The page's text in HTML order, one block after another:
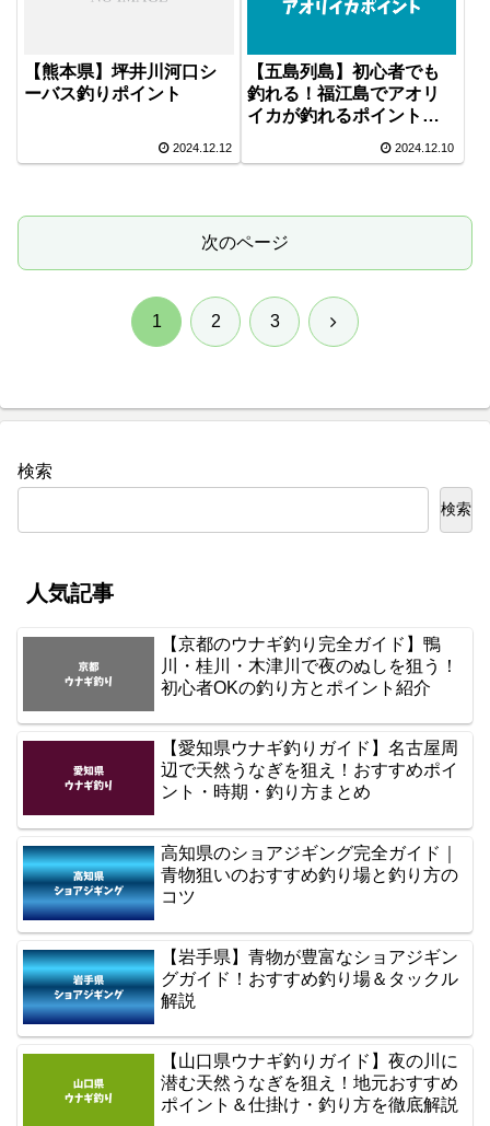
【熊本県】坪井川河口シ
ーバス釣りポイント
2024.12.12
【五島列島】初心者でも
釣れる！福江島でアオリ
イカが釣れるポイントを
2024.12.10
次のページ
1 2 3 次
検索
検索
人気記事
【京都のウナギ釣り完全ガイド】鴨
川・桂川・木津川で夜のぬしを狙う！
初心者OKの釣り方とポイント紹介
【愛知県ウナギ釣りガイド】名古屋周
辺で天然うなぎを狙え！おすすめポイ
ント・時期・釣り方まとめ
高知県のショアジギング完全ガイド｜
青物狙いのおすすめ釣り場と釣り方の
コツ
【岩手県】青物が豊富なショアジギン
グガイド！おすすめ釣り場＆タックル
解説
【山口県ウナギ釣りガイド】夜の川に
潜む天然うなぎを狙え！地元おすすめ
ポイント＆仕掛け・釣り方を徹底解説